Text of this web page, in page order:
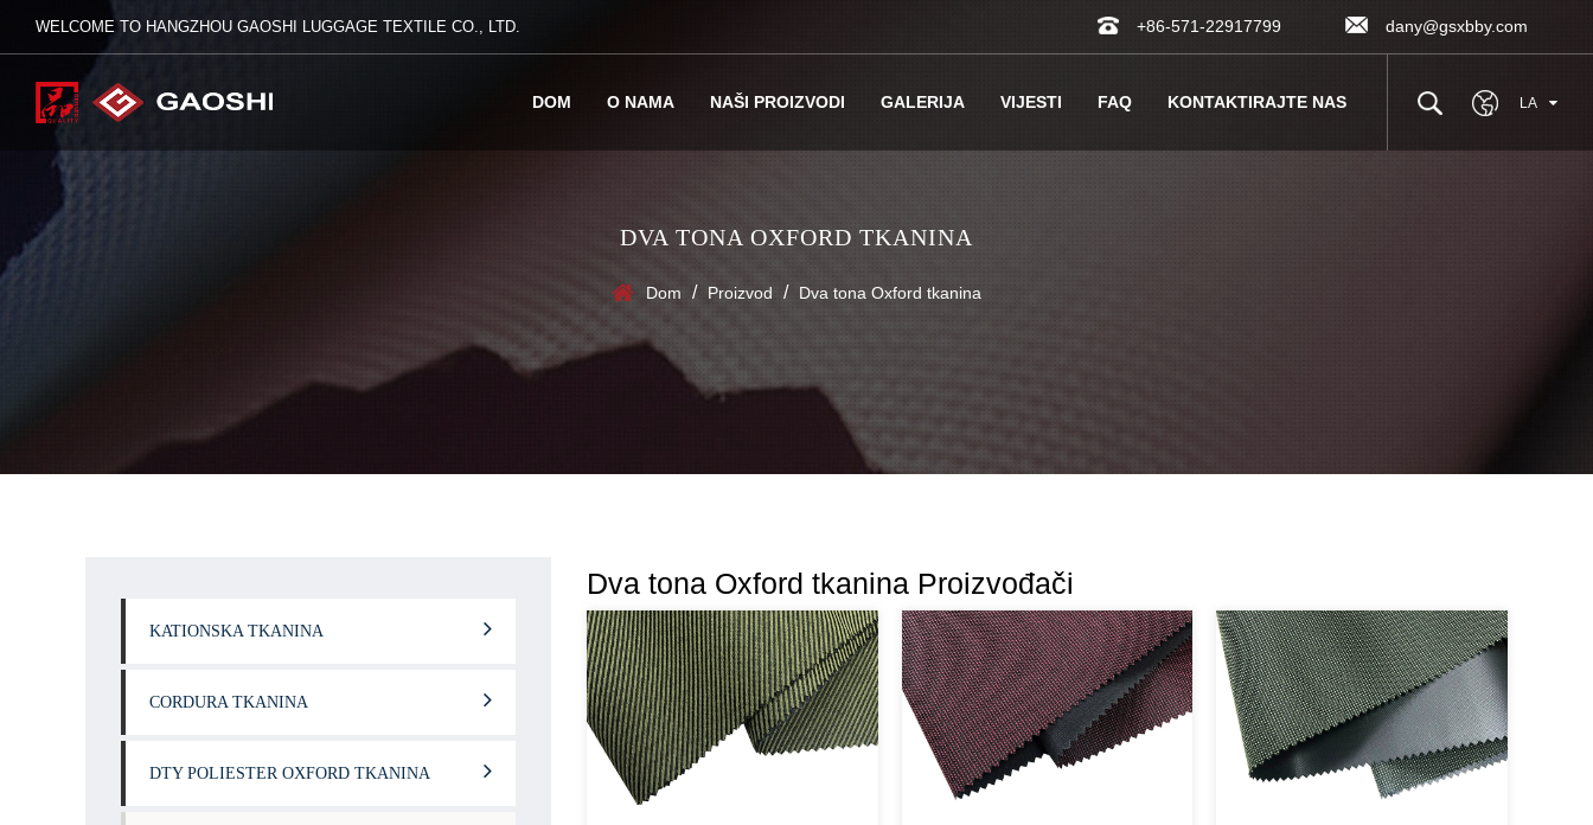
WELCOME TO HANGZHOU GAOSHI LUGGAGE TEXTILE CO., LTD. +86-571-22917799 dany@gsxbby.com
DOM O NAMA NAŠI PROIZVODI GALERIJA VIJESTI FAQ KONTAKTIRAJTE NAS LA
DVA TONA OXFORD TKANINA
Dom / Proizvod / Dva tona Oxford tkanina
KATIONSKA TKANINA
CORDURA TKANINA
DTY POLIESTER OXFORD TKANINA
Dva tona Oxford tkanina Proizvođači